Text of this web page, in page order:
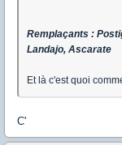
Remplaçants :
Landajo, Ascarate
Et là c'est quoi
C'